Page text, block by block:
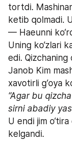
tortdi.
ketib qolmadi.
— Haeunni
Uning ko‘zlari
edi. Qizchaning
Janob Kim
xavotirli g‘oya
“Agar bu
sirni abadiy
U endi jim
kelgandi.